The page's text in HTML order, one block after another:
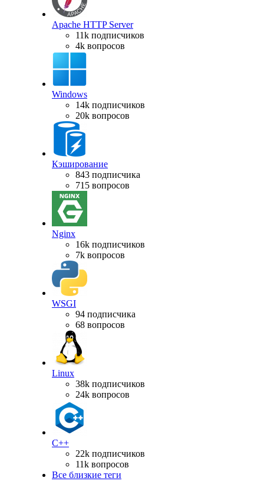
Apache HTTP Server
11k подписчиков
4k вопросов
Windows
14k подписчиков
20k вопросов
Кэширование
843 подписчика
715 вопросов
Nginx
16k подписчиков
7k вопросов
WSGI
94 подписчика
68 вопросов
Linux
38k подписчиков
24k вопросов
C++
22k подписчиков
11k вопросов
Все близкие теги